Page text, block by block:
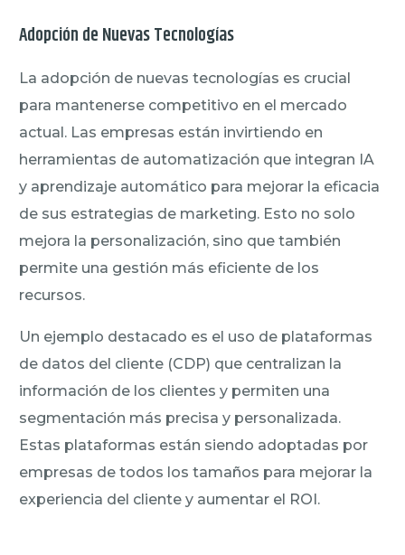
Adopción de Nuevas Tecnologías
La adopción de nuevas tecnologías es crucial
para mantenerse competitivo en el mercado
actual. Las empresas están invirtiendo en
herramientas de automatización que integran IA
y aprendizaje automático para mejorar la eficacia
de sus estrategias de marketing. Esto no solo
mejora la personalización, sino que también
permite una gestión más eficiente de los
recursos.
Un ejemplo destacado es el uso de plataformas
de datos del cliente (CDP) que centralizan la
información de los clientes y permiten una
segmentación más precisa y personalizada.
Estas plataformas están siendo adoptadas por
empresas de todos los tamaños para mejorar la
experiencia del cliente y aumentar el ROI.